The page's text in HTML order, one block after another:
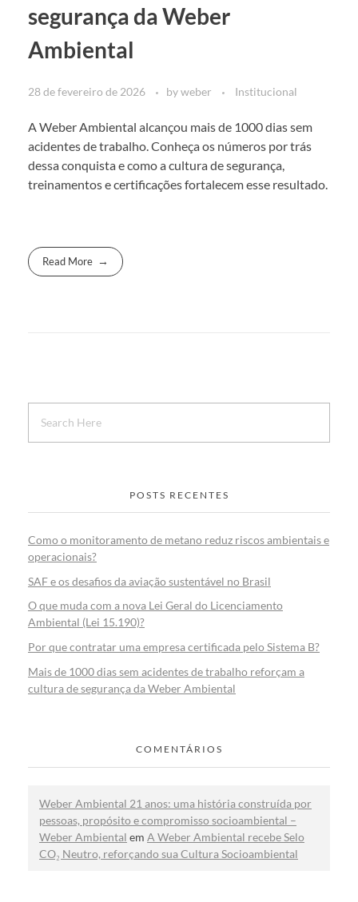
segurança da Weber
Ambiental
28 de fevereiro de 2026 byweber Institucional
A Weber Ambiental alcançou mais de 1000 dias sem
acidentes de trabalho. Conheça os números por trás
dessa conquista e como a cultura de segurança,
treinamentos e certificações fortalecem esse resultado.
Read More
POSTS RECENTES
Como o monitoramento de metano reduz riscos ambientais e
operacionais?
SAF e os desafios da aviação sustentável no Brasil
O que muda com a nova Lei Geral do Licenciamento
Ambiental (Lei 15.190)?
Por que contratar uma empresa certificada pelo Sistema B?
Mais de 1000 dias sem acidentes de trabalho reforçam a
cultura de segurança da Weber Ambiental
COMENTÁRIOS
Weber Ambiental 21 anos: uma história construída por
pessoas, propósito e compromisso socioambiental –
Weber Ambiental em A Weber Ambiental recebe Selo
CO₂ Neutro, reforçando sua Cultura Socioambiental